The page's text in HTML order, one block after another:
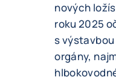
nových
roku 2025
s
orgány,